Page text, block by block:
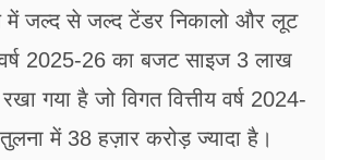
में जल्द से जल्द टेंडर निकालो और लूट
वर्ष 2025-26 का बजट साइज 3 लाख
गया है जो विगत वित्तीय वर्ष 2024-
में 38 हज़ार करोड़ ज्यादा है।